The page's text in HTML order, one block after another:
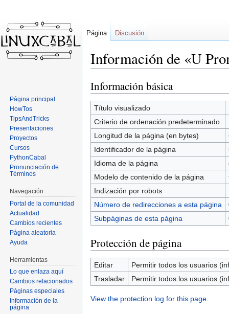
Información de «U
Ir
a
la
navegación
Ir
a
la
búsqueda
Información básica
Título visualizado
Criterio de ordenación predeterminado
Longitud de la página (en bytes)
Identificador de la página
Idioma de la página
Modelo de contenido de la página
Indización por robots
Número de redirecciones a esta página
Subpáginas de esta página
Protección de página
Editar
Permitir todos los usuarios
Trasladar
Permitir todos los usuarios
View the protection log for this page.
Página Discusión
Página principal
HowTos
TipsAndTricks
Presentaciones
Proyectos
Cursos
PythonCabal
Pronunciación de
Términos
Navegación
Portal de la comunidad
Actualidad
Cambios recientes
Página aleatoria
Ayuda
Herramientas
Lo que enlaza aquí
Cambios relacionados
Páginas especiales
Información de la
página